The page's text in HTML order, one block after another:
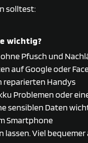
solltest:
wichtig?
Pfusch und
auf Google oder
reparierten Handys
Problemen oder
sensiblen Daten
Smartphone
Viel